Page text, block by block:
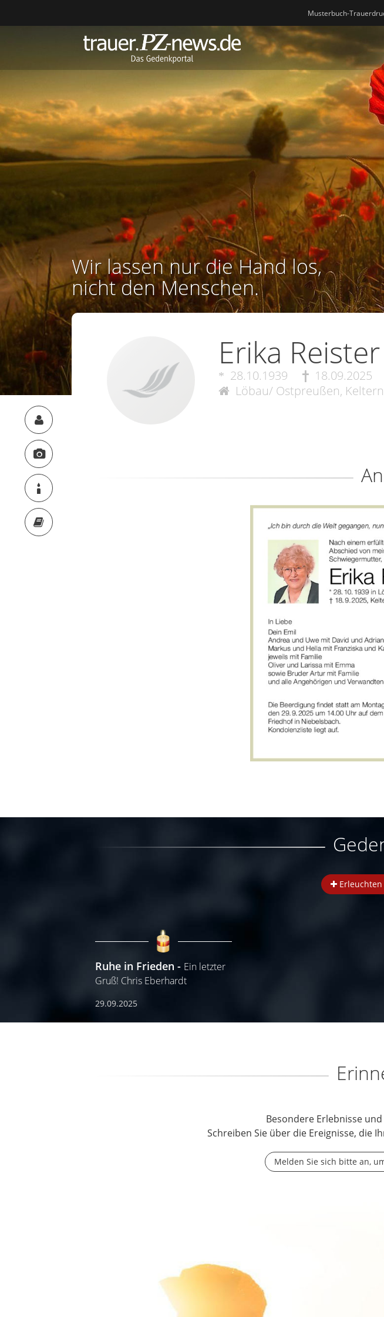
Musterbuch-
Wir lassen nur die Hand los,
nicht den Menschen.
Erika
28.10.1939
18.09.2025
Löbau/ Ostpreußen, Keltern
Ruhe in Frieden
Ein letzter
Gruß! Chris Eberhardt
29.09.2025
Besondere Erlebnisse
Schreiben Sie über die Ereignisse, die
Melden Sie sich bitte an,